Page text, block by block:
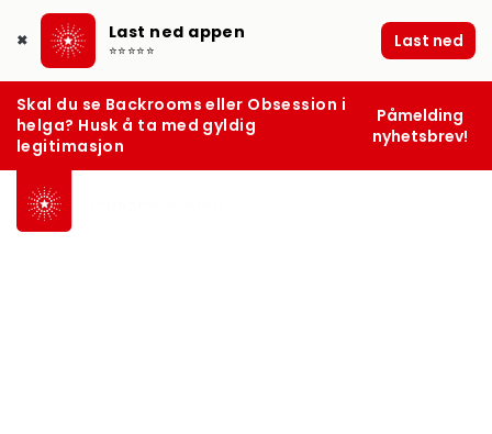
✖ Last ned appen
⭐⭐⭐⭐⭐ Last ned
Skal du se Backrooms eller Obsession i
helga? Husk å ta med gyldig
legitimasjon
Påmelding
nyhetsbrev!